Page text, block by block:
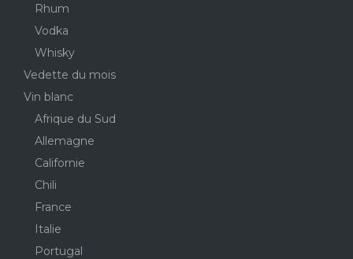
Rhum
Vodka
Whisky
Vedette du mois
Vin blanc
Afrique du Sud
Allemagne
Californie
Chili
France
Italie
Portugal